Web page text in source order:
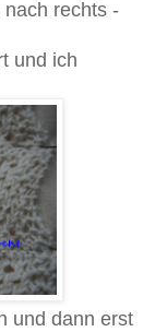
rechts -
und ich
und dann erst